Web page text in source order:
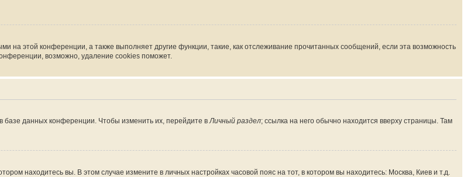
на этой конференции, а также выполняет другие функции, такие, как отслеживание прочитанных сообщений, если эта возможность
возможно, удаление cookies поможет.
базе данных конференции. Чтобы изменить их, перейдите вЛичный раздел; ссылка на него обычно находится вверху страницы. Там
находитесь вы. В этом случае измените в личных настройках часовой пояс на тот, в котором вы находитесь: Москва, Киев и т.д.